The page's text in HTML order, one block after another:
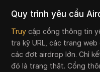
Quy trình yêu cầu
Truy cập cổng thông tin
tra kỹ URL, các trang
các đợt airdrop lớn. Chỉ
đó là trang thật. Cổng